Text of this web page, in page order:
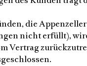
die
nicht erfüllt),
Vertrag